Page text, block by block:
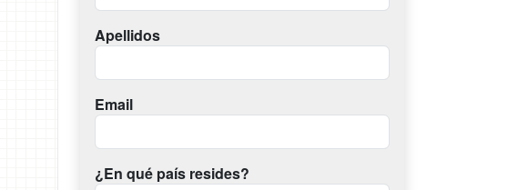
Apellidos
Email
¿En qué país resides?